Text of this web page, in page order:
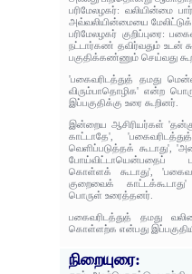
பரிமேலழகர்: வலியின்மை
அவ்வலியின்மையை
பரிமேலழகர் குறிப்புரை:
நட்டார்கண் தவிர்வதும் உடன்
பகுதிக்கண்ணும் செய்வது
'பகைவரிடத்துத் தமது
விரும்பாதொழிக' என்ற
இப்பகுதிக்கு உரை கூறினர்.
இன்றைய ஆசிரியர்கள்
காட்டாதே',
வெளிப்படுத்தக் கூடாது',
போய்விட்டாயென்பதைப்
கொள்ளக் கூடாது',
குறைவைக்
பொருள் உரைத்தனர்.
பகைவரிடத்துத் தமது
கொள்ளற்க என்பது
நிறையுரை: